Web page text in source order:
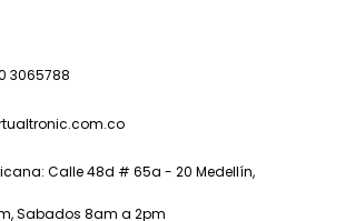
3065788
Calle 48d # 65a - 20 Medellín,
Sabados 8am a 2pm